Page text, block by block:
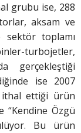
grubu ise, 288
aksam ve
sektör toplamı
turbojetler,
gerçekleştiği
ise 2007
ithal ettiği ürün
Özgü
Bu ürün